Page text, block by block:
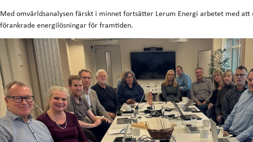
Med omvärldsanalysen färskt i minnet fortsätter Lerum Energi arbetet med
förankrade energilösningar för framtiden.